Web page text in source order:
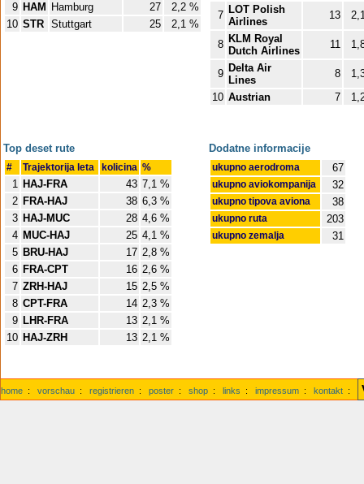
9 HAM Hamburg 27
2,2 %
10 STR Stuttgart 25 2,1 %
7 LOT Polish
Airlines
13
8 KLM Royal
Dutch Airlines
11
9 Delta Air
Lines
8
10 Austrian 7
Top deset rute
# Trajektorija leta kolicina %
1 HAJ-FRA 43 7,1 %
2 FRA-HAJ 38 6,3 %
3 HAJ-MUC 28 4,6 %
4 MUC-HAJ 25 4,1 %
5 BRU-HAJ 17 2,8 %
6 FRA-CPT 16 2,6 %
7 ZRH-HAJ 15 2,5 %
8 CPT-FRA 14 2,3 %
9 LHR-FRA 13 2,1 %
10 HAJ-ZRH 13 2,1 %
Dodatne informacije
ukupno aerodroma 67
ukupno aviokompanija 32
ukupno tipova aviona 38
ukupno ruta 203
ukupno zemalja 31
home : vorschau : registrieren : poster : shop : links : impressum : kontakt :